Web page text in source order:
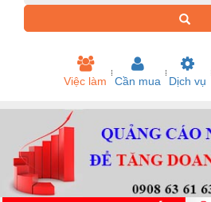
Việc làm Cần mua Dịch vụ